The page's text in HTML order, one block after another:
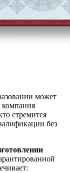
может
стремится
без